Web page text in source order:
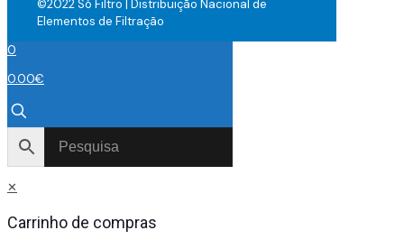
©2022 Só Filtro | Distribuição Nacional de
Elementos de Filtração
0
0.00€
✕
Carrinho de compras